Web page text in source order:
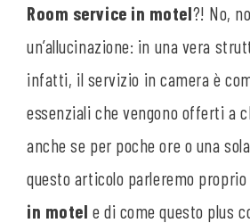
Room service in motel?! No,
un’allucinazione: in una vera
infatti, il servizio in camera è
essenziali che vengono offerti a
anche se per poche ore o una
questo articolo parleremo proprio
in motel e di come questo plus